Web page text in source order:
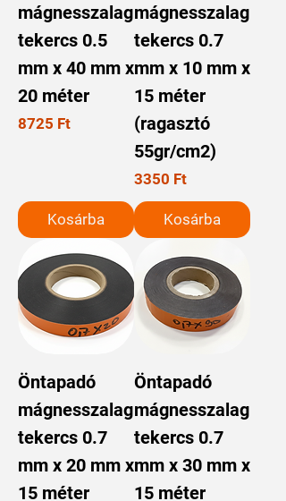
mágnesszalag
tekercs 0.5
mm x 40 mm x
20 méter
Ár
8725 Ft
Kosárba
mágnesszalag
tekercs 0.7
mm x 10 mm x
15 méter
(ragasztó
55gr/cm2)
Ár
3350 Ft
Kosárba
Öntapadó
mágnesszalag
tekercs 0.7
mm x 20 mm x
15 méter
Öntapadó
mágnesszalag
tekercs 0.7
mm x 30 mm x
15 méter